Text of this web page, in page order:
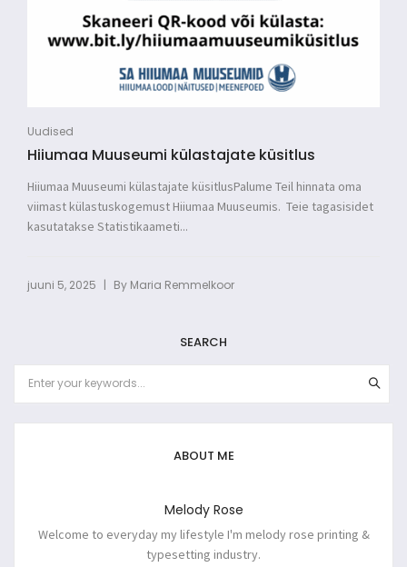
Uudised
Hiiumaa Muuseumi külastajate küsitlus
Hiiumaa Muuseumi külastajate küsitlusPalume Teil hinnata oma
viimast külastuskogemust Hiiumaa Muuseumis. Teie tagasisidet
kasutatakse Statistikaameti...
juuni 5, 2025 | By Maria Remmelkoor
SEARCH
ABOUT ME
Melody Rose
Welcome to everyday my lifestyle I'm melody rose printing &
typesetting industry.